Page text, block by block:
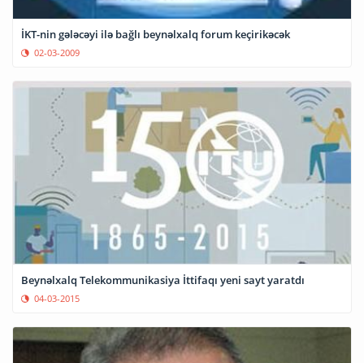
İKT-nin gələcəyi ilə bağlı beynəlxalq forum keçirikəcək
02-03-2009
Beynəlxalq Telekommunikasiya İttifaqı yeni sayt yaratdı
04-03-2015